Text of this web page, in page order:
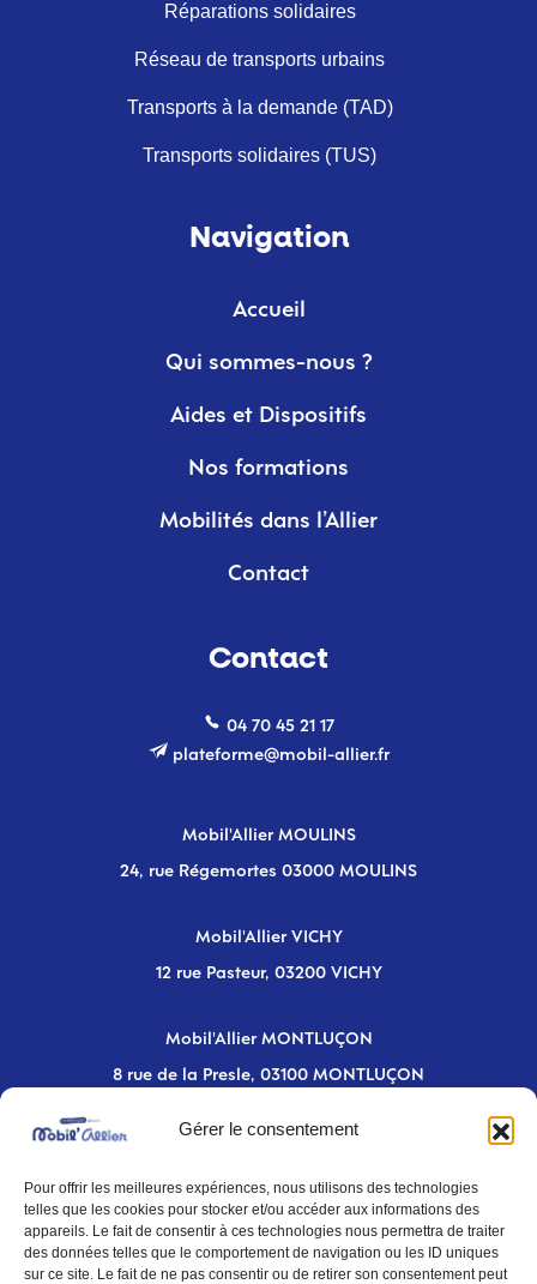
Gérer le consentement
Pour offrir les meilleures expériences, nous utilisons des technologies
telles que les cookies pour stocker et/ou accéder aux informations des
appareils. Le fait de consentir à ces technologies nous permettra de traiter
des données telles que le comportement de navigation ou les ID uniques
sur ce site. Le fait de ne pas consentir ou de retirer son consentement peut
Réparations solidaires
Réseau de transports urbains
Transports à la demande (TAD)
Transports solidaires (TUS)
Navigation
Accueil
Qui sommes-nous ?
Aides et Dispositifs
Nos formations
Mobilités dans l’Allier
Contact
Contact
04 70 45 21 17
plateforme@mobil-allier.fr
Mobil'Allier MOULINS
24, rue Régemortes 03000 MOULINS
Mobil'Allier VICHY
12 rue Pasteur, 03200 VICHY
Mobil'Allier MONTLUÇON
8 rue de la Presle, 03100 MONTLUÇON
Inscrivez-vous pour rester informé des
nouveautés sur la mobilité dans l'Allier